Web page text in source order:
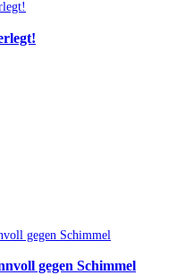
gegen Schimmel